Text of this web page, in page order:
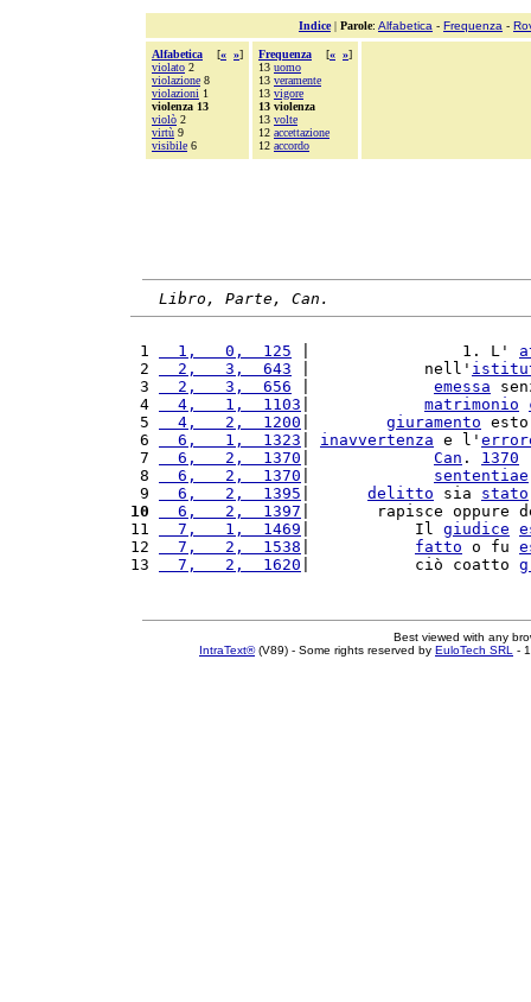
Indice| Parole: Alfabetica - Frequenza -
Alfabetica [« »]
violato 2
violazione 8
violazioni 1
violenza 13
violò 2
virtù 9
visibile 6
Frequenza [« »]
13 uomo
13 veramente
13 vigore
13 violenza
13 volte
12 accettazione
12 accordo
Libro, Parte, Can.
1
  1,   0,  125
|                1. L'
2
  2,   3,  643
|            nell'
3
  2,   3,  656
emessa
4
  4,   1,  1103
matrimonio
5
  4,   2,  1200
giuramento
6
  6,   1,  1323
inavvertenza e l'
7
  6,   2,  1370
Can . 1370
8
  6,   2,  1370
sententiae
9
  6,   2,  1395
delitto sia stato
10
  6,   2,  1397
|       rapisce oppure
11
  7,   1,  1469
|           Il giudice
12
  7,   2,  1538
fatto o fu
13
  7,   2,  1620
|           ciò coatto
Best viewed with any
IntraText®(V89) - Some rights reserved by EuloTech SRL -